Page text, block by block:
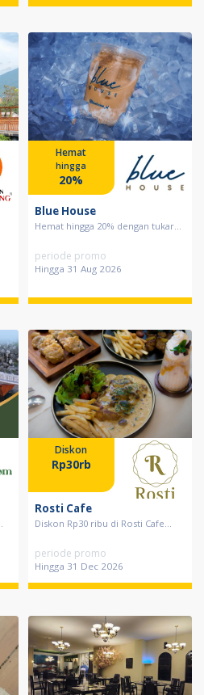
Hemat
hingga
20%
Blue House
Hemat hingga 20% dengan tukar...
periode promo
Hingga 31 Aug 2026
Diskon
Rp30rb
Rosti Cafe
Diskon Rp30 ribu di Rosti Cafe...
periode promo
Hingga 31 Dec 2026